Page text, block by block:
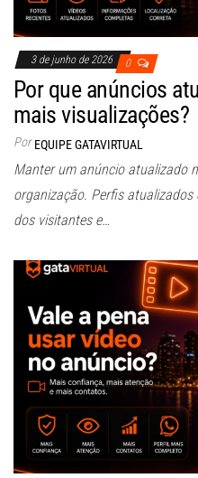
3 de junho de 2026 0
Por que anúncios
mais visualizações?
Por EQUIPE GATAVIRTUAL
Manter um anúncio atualizado
organização. Perfis
dos visitantes e…